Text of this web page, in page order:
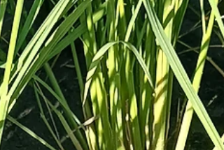
【松山の夏を彩るビッグイベント「松山盆フェス
2026」開催！】 いよくぼ旬だより第16回目をお
けします。 2026年8月14日（金）〜16日（日）
3日間、松山で延べ3万人以上が集まるビッグイベ
ント「第2回 松山盆フェス2026」が開催されま
す！時代を超えた音と光の演出で盛り上がる、今
夏一番熱い夏祭りです。 【愛媛トヨペット様ブー
スにて特別出品決定！】 そして嬉しい大ニュース
です！この度、いつも地域の活動で大変お世話に
なっている**「愛媛トヨペット」様の出展ブース